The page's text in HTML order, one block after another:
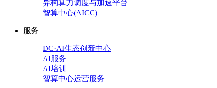
异构算力调度与加速平台
智算中心(AICC)
服务
DC·AI生态创新中心
AI服务
AI培训
智算中心运营服务